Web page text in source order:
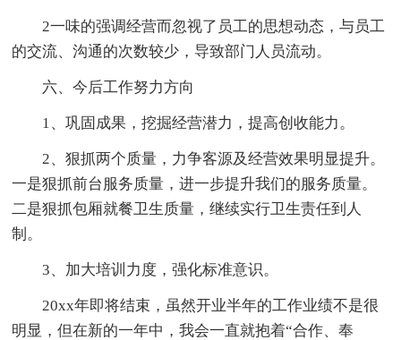
2一味的强调经营而忽视了员工的思想动态，与员工
的交流、沟通的次数较少，导致部门人员流动。
六、今后工作努力方向
1、巩固成果，挖掘经营潜力，提高创收能力。
2、狠抓两个质量，力争客源及经营效果明显提升。
一是狠抓前台服务质量，进一步提升我们的服务质量。
二是狠抓包厢就餐卫生质量，继续实行卫生责任到人
制。
3、加大培训力度，强化标准意识。
20xx年即将结束，虽然开业半年的工作业绩不是很
明显，但在新的一年中，我会一直就抱着“合作、奉